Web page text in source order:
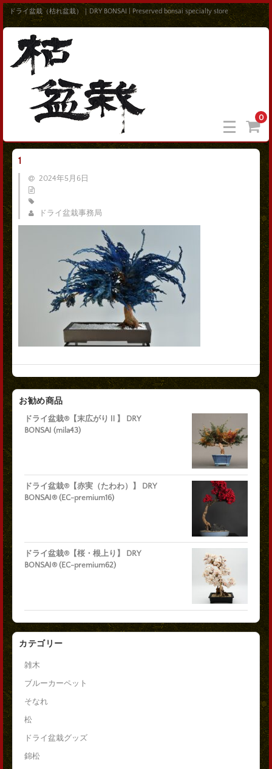
ドライ盆栽（枯れ盆栽）｜DRY BONSAI | Preserved bonsai specialty store
0
1
2024年5月6日
ドライ盆栽事務局
お勧め商品
ドライ盆栽®【末広がりⅡ】 DRY
BONSAI (mila43)
ドライ盆栽®【赤実（たわわ）】 DRY
BONSAI® (EC-premium16)
ドライ盆栽®【桜・根上り】 DRY
BONSAI® (EC-premium62)
カテゴリー
雑木
ブルーカーペット
そなれ
松
ドライ盆栽グッズ
錦松